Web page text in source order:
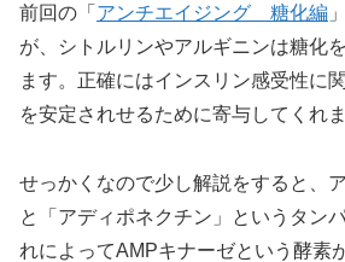
前回の「 アンチエイジング 糖化編
が、シトルリンやアルギニンは糖化
ます。正確にはインスリン感受性に
を安定されせるために寄与してくれま
せっかくなので少し解説をすると、
と「アディポネクチン」というタン
れによってAMPキナーゼという酵素